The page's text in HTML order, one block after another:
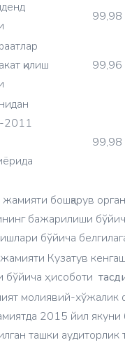
99,98
қилиш
99,96
2011
99,98
жамияти бошқарув
бажарилиши
бўйича
Кузатув
ҳисоботи
молиявий-хўжалик
2015 йил якуни
ташки